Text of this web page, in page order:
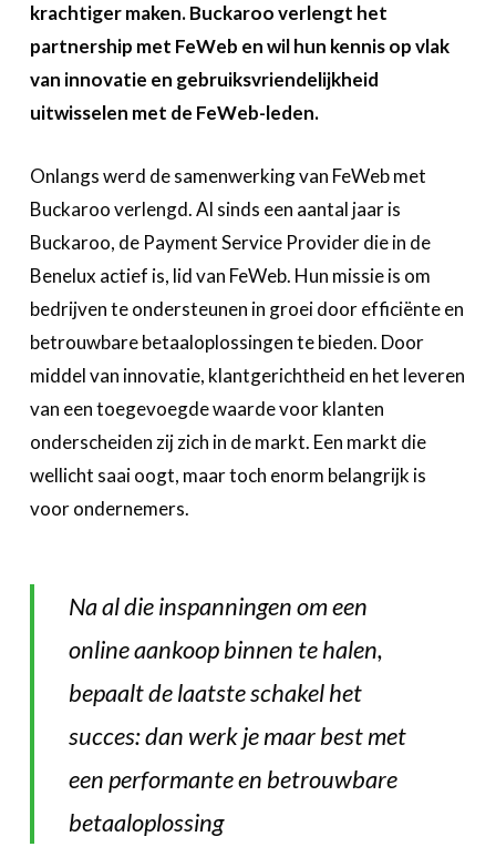
krachtiger maken. Buckaroo verlengt het
partnership met FeWeb en wil hun kennis op vlak
van innovatie en gebruiksvriendelijkheid
uitwisselen met de FeWeb-leden.
Onlangs werd de samenwerking van FeWeb met
Buckaroo verlengd. Al sinds een aantal jaar is
Buckaroo, de Payment Service Provider die in de
Benelux actief is, lid van FeWeb. Hun missie is om
bedrijven te ondersteunen in groei door efficiënte en
betrouwbare betaaloplossingen te bieden. Door
middel van innovatie, klantgerichtheid en het leveren
van een toegevoegde waarde voor klanten
onderscheiden zij zich in de markt. Een markt die
wellicht saai oogt, maar toch enorm belangrijk is
voor ondernemers.
Na al die inspanningen om een
online aankoop binnen te halen,
bepaalt de laatste schakel het
succes: dan werk je maar best met
een performante en betrouwbare
betaaloplossing
Lid worden Zoeken